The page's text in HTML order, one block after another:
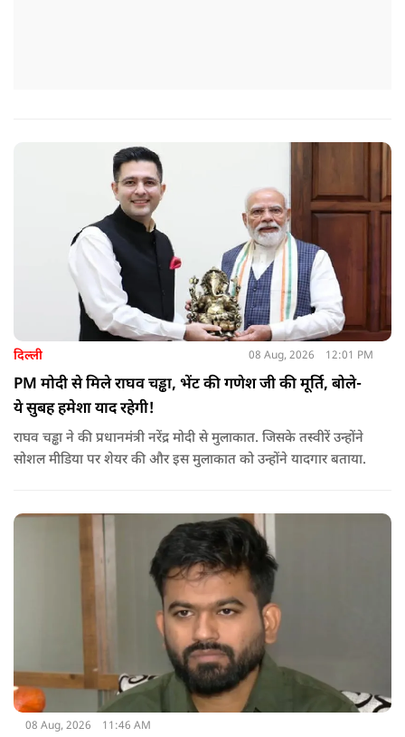
दिल्ली 08 Aug, 2026 12:01 PM
PM मोदी से मिले राघव चड्ढा, भेंट की गणेश जी की मूर्ति, बोले-
ये सुबह हमेशा याद रहेगी!
राघव चड्ढा ने की प्रधानमंत्री नरेंद्र मोदी से मुलाकात. जिसके तस्वीरें उन्होंने
सोशल मीडिया पर शेयर की और इस मुलाकात को उन्होंने यादगार बताया.
08 Aug, 2026 11:46 AM